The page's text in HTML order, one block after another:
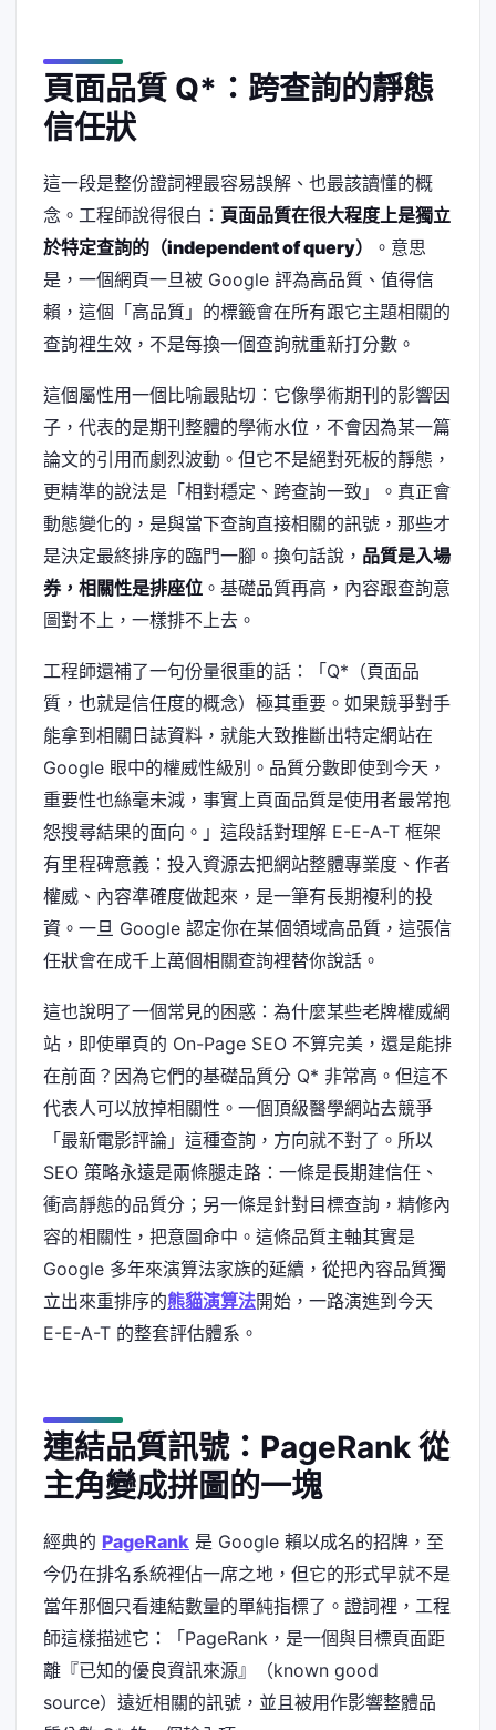
頁面品質 Q*：跨查詢的靜態
信任狀
這一段是整份證詞裡最容易誤解、也最該讀懂的概
念。工程師說得很白： 頁面品質在很大程度上是獨立
於特定查詢的（independent of query）
。意思
是，一個網頁一旦被 Google 評為高品質、值得信
賴，這個「高品質」的標籤會在所有跟它主題相關的
查詢裡生效，不是每換一個查詢就重新打分數。
這個屬性用一個比喻最貼切：它像學術期刊的影響因
子，代表的是期刊整體的學術水位，不會因為某一篇
論文的引用而劇烈波動。但它不是絕對死板的靜態，
更精準的說法是「相對穩定、跨查詢一致」。真正會
動態變化的，是與當下查詢直接相關的訊號，那些才
是決定最終排序的臨門一腳。換句話說， 品質是入場
券，相關性是排座位 。基礎品質再高，內容跟查詢意
圖對不上，一樣排不上去。
工程師還補了一句份量很重的話：「Q*（頁面品
質，也就是信任度的概念）極其重要。如果競爭對手
能拿到相關日誌資料，就能大致推斷出特定網站在
Google 眼中的權威性級別。品質分數即使到今天，
重要性也絲毫未減，事實上頁面品質是使用者最常抱
怨搜尋結果的面向。」這段話對理解 E-E-A-T 框架
有里程碑意義：投入資源去把網站整體專業度、作者
權威、內容準確度做起來，是一筆有長期複利的投
資。一旦 Google 認定你在某個領域高品質，這張信
任狀會在成千上萬個相關查詢裡替你說話。
這也說明了一個常見的困惑：為什麼某些老牌權威網
站，即使單頁的 On-Page SEO 不算完美，還是能排
在前面？因為它們的基礎品質分 Q* 非常高。但這不
代表人可以放掉相關性。一個頂級醫學網站去競爭
「最新電影評論」這種查詢，方向就不對了。所以
SEO 策略永遠是兩條腿走路：一條是長期建信任、
衝高靜態的品質分；另一條是針對目標查詢，精修內
容的相關性，把意圖命中。這條品質主軸其實是
Google 多年來演算法家族的延續，從把內容品質獨
立出來重排序的熊貓演算法開始，一路演進到今天
E-E-A-T 的整套評估體系。
連結品質訊號：PageRank 從
主角變成拼圖的一塊
經典的 PageRank 是 Google 賴以成名的招牌，至
今仍在排名系統裡佔一席之地，但它的形式早就不是
當年那個只看連結數量的單純指標了。證詞裡，工程
師這樣描述它：「PageRank，是一個與目標頁面距
離『已知的優良資訊來源』（known good
source）遠近相關的訊號，並且被用作影響整體品